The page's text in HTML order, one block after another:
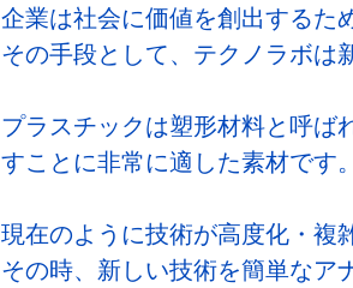
企業は社会に価値を創出するた
その手段として、テクノラボは
プラスチックは塑形材料と呼ば
すことに非常に適した素材です。
現在のように技術が高度化・複
その時、新しい技術を簡単なア